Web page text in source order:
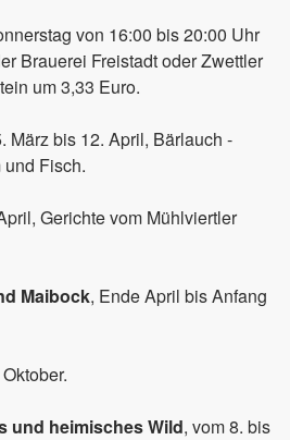
von 16:00 bis 20:00 Uhr
Brauerei Freistadt oder Zwettler
um 3,33 Euro.
März bis 12. April, Bärlauch -
Fisch.
Gerichte vom Mühlviertler
Maibock, Ende April bis Anfang
und heimisches Wild, vom 8. bis